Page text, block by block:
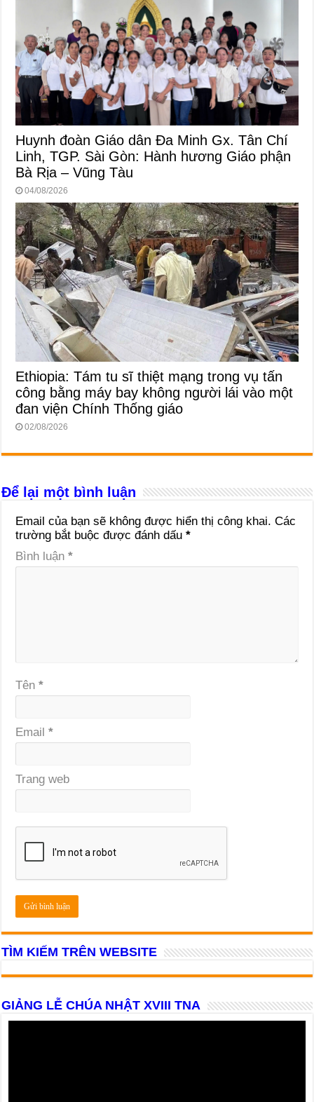
Huynh đoàn Giáo dân Đa Minh Gx. Tân Chí
Linh, TGP. Sài Gòn: Hành hương Giáo phận
Bà Rịa – Vũng Tàu
04/08/2026
Ethiopia: Tám tu sĩ thiệt mạng trong vụ tấn
công bằng máy bay không người lái vào một
đan viện Chính Thống giáo
02/08/2026
Để lại một bình luận
Email của bạn sẽ không được hiển thị công khai. Các
trường bắt buộc được đánh dấu*
Bình luận*
Tên*
Email*
Trang web
TÌM KIẾM TRÊN WEBSITE
GIẢNG LỄ CHÚA NHẬT XVIII TNA